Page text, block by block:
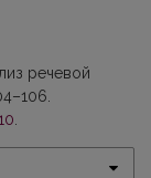
речевой